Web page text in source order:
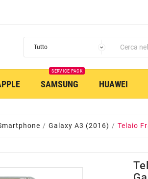
SAMSUNG
SERVICE PACK
HUAWEI
Galaxy A3 (2016) Telaio